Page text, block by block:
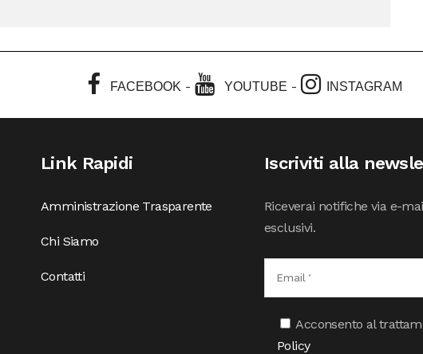
FACEBOOK - YOUTUBE - INSTAGRAM
Link Rapidi
Amministrazione Trasparente
Chi Siamo
Contatti
Iscriviti alla
Riceverai notifiche via e-
esclusivi.
Acconsento al
Policy